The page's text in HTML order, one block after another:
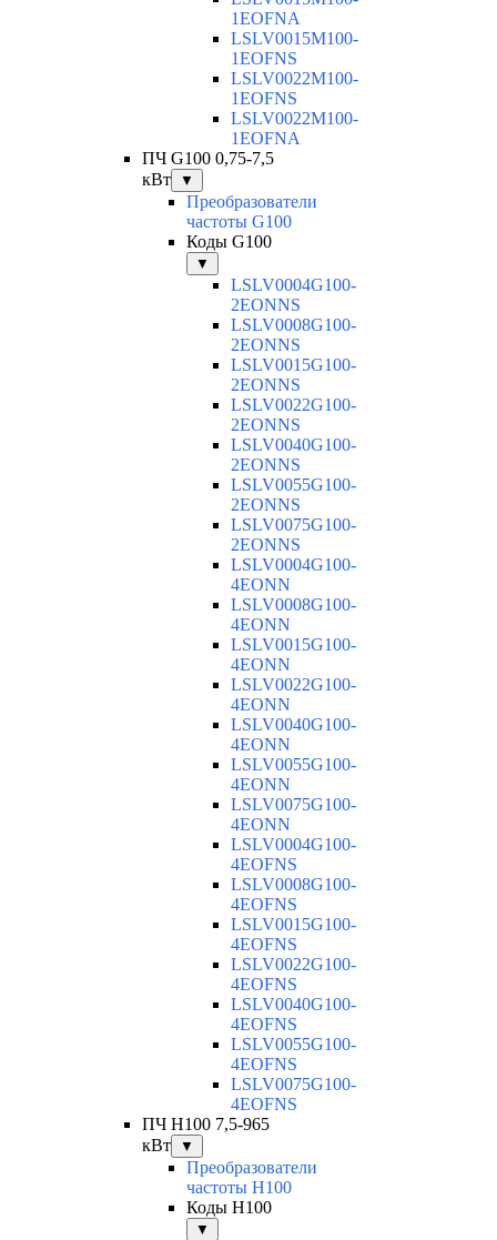
1EOFNA
LSLV0015M100-
1EOFNS
LSLV0022M100-
1EOFNS
LSLV0022M100-
1EOFNA
ПЧ G100 0,75-7,5
кВт
▼
Преобразователи
частоты G100
Коды G100
▼
LSLV0004G100-
2EONNS
LSLV0008G100-
2EONNS
LSLV0015G100-
2EONNS
LSLV0022G100-
2EONNS
LSLV0040G100-
2EONNS
LSLV0055G100-
2EONNS
LSLV0075G100-
2EONNS
LSLV0004G100-
4EONN
LSLV0008G100-
4EONN
LSLV0015G100-
4EONN
LSLV0022G100-
4EONN
LSLV0040G100-
4EONN
LSLV0055G100-
4EONN
LSLV0075G100-
4EONN
LSLV0004G100-
4EOFNS
LSLV0008G100-
4EOFNS
LSLV0015G100-
4EOFNS
LSLV0022G100-
4EOFNS
LSLV0040G100-
4EOFNS
LSLV0055G100-
4EOFNS
LSLV0075G100-
4EOFNS
ПЧ H100 7,5-965
кВт
▼
Преобразователи
частоты H100
Коды H100
▼